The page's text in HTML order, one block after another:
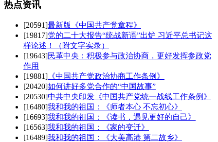
热点资讯
[20591]最新版《中国共产党章程》
[19817]党的二十大报告“统战新语”出炉 习近平总书记这
样论述！（附文字实录）
[19643]民革中央：积极参与政治协商，更好发挥参政党
作用
[19881] 《中国共产党政治协商工作条例》
[20420]如何讲好多党合作的“中国故事”
[20530]中共中央印发《中国共产党统一战线工作条例》
[16480]我和我的祖国：《师者本心 不忘初心》
[16693]我和我的祖国：《读书，遇见更好的自己》
[16563]我和我的祖国：《家的变迁》
[16489]我和我的祖国：《大美高港 第二故乡》